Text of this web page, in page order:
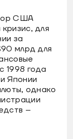
США
для
за
млрд для
1998 года
Японии
однако
–